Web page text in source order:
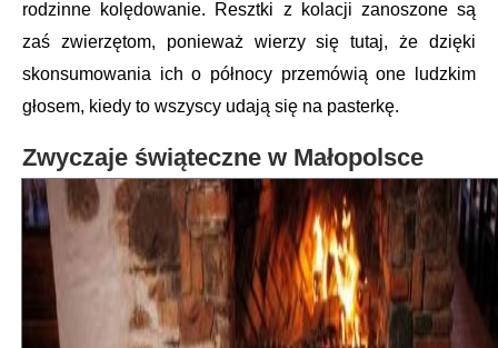
rodzinne kolędowanie. Resztki z kolacji zanoszone są
zaś zwierzętom, ponieważ wierzy się tutaj, że dzięki
skonsumowania ich o północy przemówią one ludzkim
głosem, kiedy to wszyscy udają się na pasterkę.
Zwyczaje świąteczne w Małopolsce